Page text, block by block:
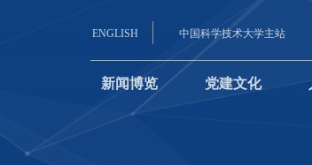
ENGLISH 中国科学技术大学主站
新闻博览 党建文化